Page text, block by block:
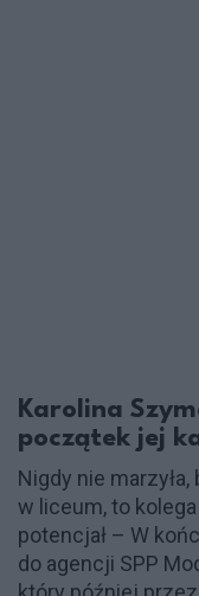
Karolina
początek jej
Nigdy nie
w liceum, to
potencjał – W
do agencji SPP